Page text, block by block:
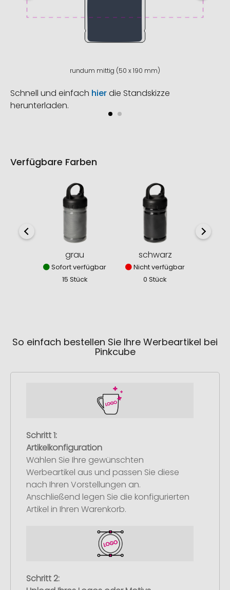
rundum mittig (50 x 190 mm)
Schnell und einfach hierdie Standskizze
herunterladen.
Verfügbare Farben
grau
Sofort verfügbar
15 Stück
schwarz
Nicht verfügbar
0 Stück
So einfach bestellen Sie Ihre Werbeartikel bei
Pinkcube
Schritt 1:
Artikelkonfiguration
Wählen Sie Ihre gewünschten
Werbeartikel aus und passen Sie diese
nach Ihren Vorstellungen an.
Anschließend legen Sie die konfigurierten
Artikel in Ihren Warenkorb.
Schritt 2: